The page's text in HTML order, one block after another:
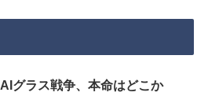
AIグラス戦争、本命はどこか